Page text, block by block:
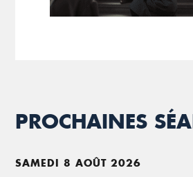
PROCHAINES
SAMEDI 8 AOÛT 2026